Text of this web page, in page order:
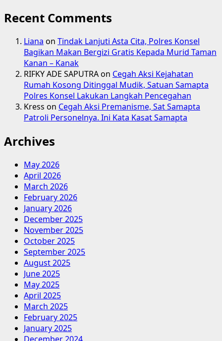
Recent Comments
Liana on Tindak Lanjuti Asta Cita, Polres Konsel
Bagikan Makan Bergizi Gratis Kepada Murid Taman
Kanan – Kanak
RIFKY ADE SAPUTRAon Cegah Aksi Kejahatan
Rumah Kosong Ditinggal Mudik, Satuan Samapta
Polres Konsel Lakukan Langkah Pencegahan
Kress on Cegah Aksi Premanisme, Sat Samapta
Patroli Personelnya. Ini Kata Kasat Samapta
Archives
May 2026
April 2026
March 2026
February 2026
January 2026
December 2025
November 2025
October 2025
September 2025
August 2025
June 2025
May 2025
April 2025
March 2025
February 2025
January 2025
December 2024